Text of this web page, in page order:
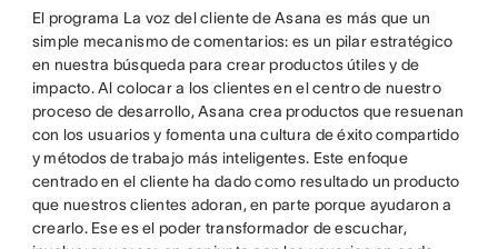
El programa La voz del cliente de Asana es más que un
simple mecanismo de comentarios: es un pilar estratégico
en nuestra búsqueda para crear productos útiles y de
impacto. Al colocar a los clientes en el centro de nuestro
proceso de desarrollo, Asana crea productos que resuenan
con los usuarios y fomenta una cultura de éxito compartido
y métodos de trabajo más inteligentes. Este enfoque
centrado en el cliente ha dado como resultado un producto
que nuestros clientes adoran, en parte porque ayudaron a
crearlo. Ese es el poder transformador de escuchar,